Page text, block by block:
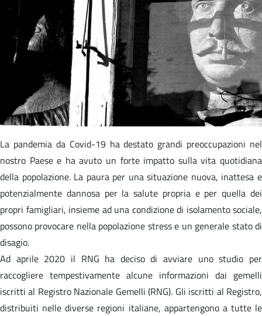
La pandemia da Covid-19 ha destato grandi preoccupazioni nel
nostro Paese e ha avuto un forte impatto sulla vita quotidiana
della popolazione. La paura per una situazione nuova, inattesa e
potenzialmente dannosa per la salute propria e per quella dei
propri famigliari, insieme ad una condizione di isolamento sociale,
possono provocare nella popolazione stress e un generale stato di
disagio.
Ad aprile 2020 il RNG ha deciso di avviare uno studio per
raccogliere tempestivamente alcune informazioni dai gemelli
iscritti al Registro Nazionale Gemelli (RNG). Gli iscritti al Registro,
distribuiti nelle diverse regioni italiane, appartengono a tutte le